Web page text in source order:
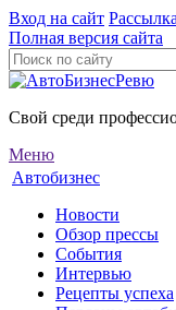
Вход на сайт Рассылка
Полная версия сайта
Свой среди
Меню
Автобизнес
Новости
Обзор прессы
События
Интервью
Рецепты успеха